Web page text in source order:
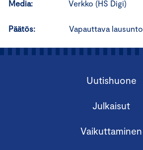
Media: Verkko (HS Digi)
Päätös: Vapauttava lausunto
Uutishuone
Julkaisut
Vaikuttaminen